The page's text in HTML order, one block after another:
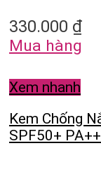
330.000 ₫
Mua hàng
Xem nhanh
Kem Chống
SPF50+